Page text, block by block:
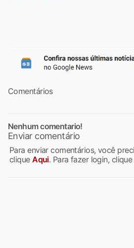
Comentários
Nenhum comentario!
Enviar comentário
Para enviar comentários, você
cliqueAqui. Para fazer login, clique